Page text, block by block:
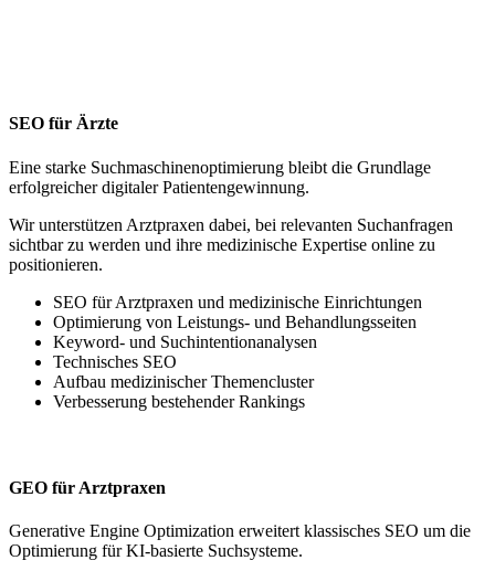
SEO für Ärzte
Eine starke Suchmaschinenoptimierung bleibt die Grundlage
erfolgreicher digitaler Patientengewinnung.
Wir unterstützen Arztpraxen dabei, bei relevanten Suchanfragen
sichtbar zu werden und ihre medizinische Expertise online zu
positionieren.
SEO für Arztpraxen und medizinische Einrichtungen
Optimierung von Leistungs- und Behandlungsseiten
Keyword- und Suchintentionanalysen
Technisches SEO
Aufbau medizinischer Themencluster
Verbesserung bestehender Rankings
GEO für Arztpraxen
Generative Engine Optimization erweitert klassisches SEO um die
Optimierung für KI-basierte Suchsysteme.